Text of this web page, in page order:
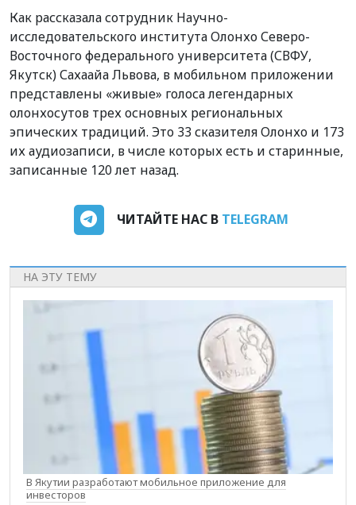
Как рассказала сотрудник Научно-
исследовательского института Олонхо Северо-
Восточного федерального университета (СВФУ,
Якутск) Сахаайа Львова, в мобильном приложении
представлены «живые» голоса легендарных
олонхосутов трех основных региональных
эпических традиций. Это 33 сказителя Олонхо и 173
их аудиозаписи, в числе которых есть и старинные,
записанные 120 лет назад.
ЧИТАЙТЕ НАС В TELEGRAM
НА ЭТУ ТЕМУ
В Якутии разработают мобильное приложение для
инвесторов